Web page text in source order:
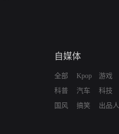
自媒体
全部
科普
国风
Kpop
汽车
搞笑
游戏
科技
出品人